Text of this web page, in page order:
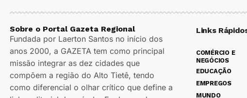
Sobre o Portal Gazeta Regional
Fundada por Laerton Santos no início dos
anos 2000, a GAZETA tem como principal
missão integrar as dez cidades que
compõem a região do Alto Tietê, tendo
como diferencial o olhar crítico que define a
Links
COMÉRCIO E
NEGÓCIOS
EDUCAÇÃO
EMPREGOS
MUNDO